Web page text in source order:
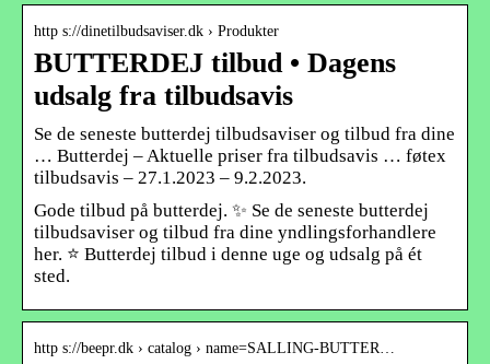
http s://dinetilbudsaviser.dk › Produkter
BUTTERDEJ tilbud • Dagens
udsalg fra tilbudsavis
Se de seneste butterdej tilbudsaviser og tilbud fra dine
… Butterdej – Aktuelle priser fra tilbudsavis … føtex
tilbudsavis – 27.1.2023 – 9.2.2023.
Gode tilbud på butterdej. ✨ Se de seneste butterdej
tilbudsaviser og tilbud fra dine yndlingsforhandlere
her. ⭐ Butterdej tilbud i denne uge og udsalg på ét
sted.
http s://beepr.dk › catalog › name=SALLING-BUTTER…